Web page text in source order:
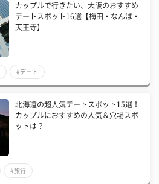
カップルで行きたい、大阪のおすすめ
デートスポット16選【梅田・なんば・
天王寺】
#デート
北海道の超人気デートスポット15選！
カップルにおすすめの人気＆穴場スポ
ットは？
#旅行